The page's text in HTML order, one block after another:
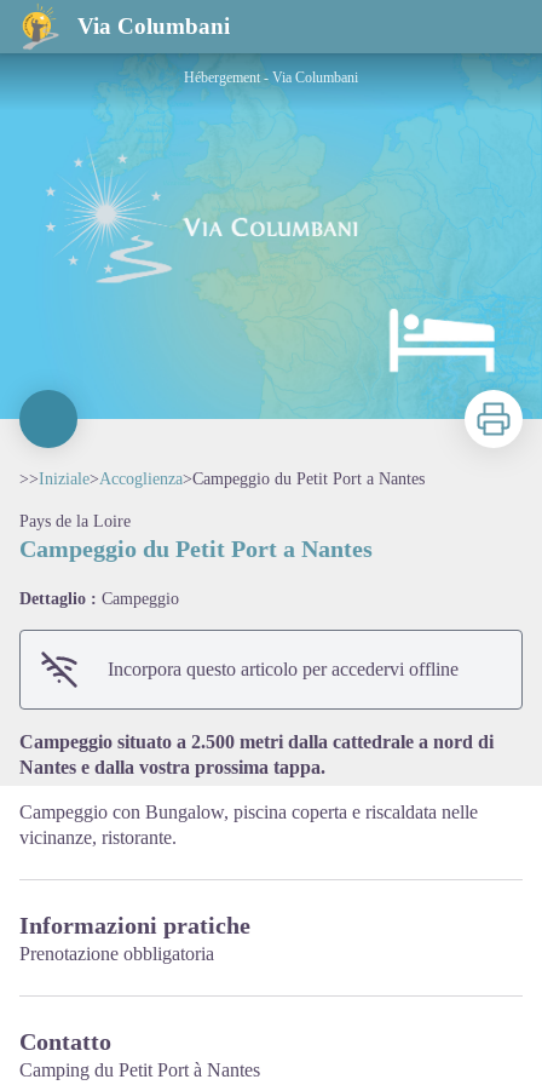
Via Columbani
Campeggio du Petit Port a Nantes
Hébergement - Via Columbani
Stampa
>>Iniziale>Accoglienza>Campeggio du Petit Port a Nantes
Pays de la Loire
Campeggio du Petit Port a Nantes
Dettaglio : Campeggio
Incorpora questo articolo per accedervi offline
Campeggio situato a 2.500 metri dalla cattedrale a nord di
Nantes e dalla vostra prossima tappa.
Campeggio con Bungalow, piscina coperta e riscaldata nelle
vicinanze, ristorante.
Informazioni pratiche
Prenotazione obbligatoria
Contatto
Camping du Petit Port à Nantes